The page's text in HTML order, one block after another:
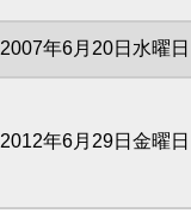
2007年6月20日水曜日
2012年6月29日金曜日